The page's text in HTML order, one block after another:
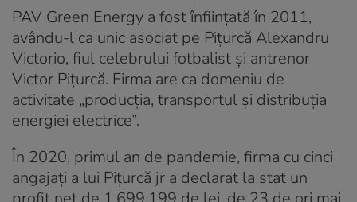
PAV Green Energy a fost înfiinţată în 2011,
avându-l ca unic asociat pe Piţurcă Alexandru
Victorio, fiul celebrului fotbalist și antrenor
Victor Pițurcă. Firma are ca domeniu de
activitate „producţia, transportul şi distribuţia
energiei electrice”.
În 2020, primul an de pandemie, firma cu cinci
angajaţi a lui Piţurcă jr a declarat la stat un